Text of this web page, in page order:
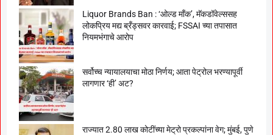
Liquor Brands Ban : ‘ओल्ड मॉंक’, मॅकडॉवेल्ससह
लोकप्रिय मद्य ब्रँड्सवर कारवाई; FSSAI च्या तपासात
नियमभंगाचे आरोप
सर्वोच्च न्यायालयाचा मोठा निर्णय; आता पेट्रोल भरण्यापूर्वी
लागणार ‘ही’ अट?
राज्यात 2.80 लाख कोटींच्या मेट्रो प्रकल्पांना वेग; मुंबई, पुणे